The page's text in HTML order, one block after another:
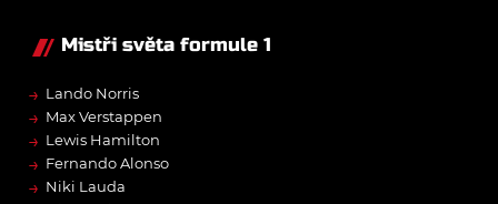
Mistři světa formule 1
→ Lando Norris
→ Max Verstappen
→ Lewis Hamilton
→ Fernando Alonso
→ Niki Lauda